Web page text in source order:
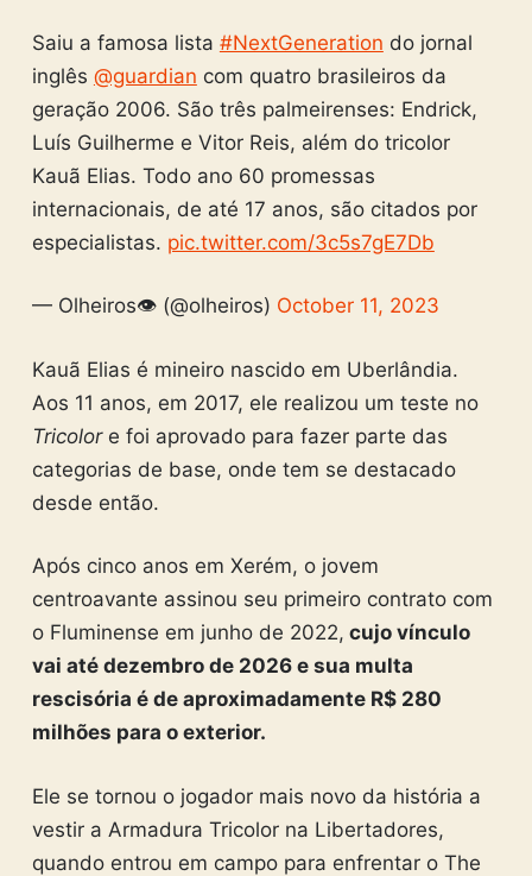
Saiu a famosa lista #NextGeneration do jornal
inglês @guardian com quatro brasileiros da
geração 2006. São três palmeirenses: Endrick,
Luís Guilherme e Vitor Reis, além do tricolor
Kauã Elias. Todo ano 60 promessas
internacionais, de até 17 anos, são citados por
especialistas. pic.twitter.com/3c5s7gE7Db
— Olheiros👁️ (@olheiros) October 11, 2023
Kauã Elias é mineiro nascido em Uberlândia.
Aos 11 anos, em 2017, ele realizou um teste no
Tricolore foi aprovado para fazer parte das
categorias de base, onde tem se destacado
desde então.
Após cinco anos em Xerém, o jovem
centroavante assinou seu primeiro contrato com
o Fluminense em junho de 2022, cujo vínculo
vai até dezembro de 2026 e sua multa
rescisória é de aproximadamente R$ 280
milhões para o exterior.
Ele se tornou o jogador mais novo da história a
vestir a Armadura Tricolor na Libertadores,
quando entrou em campo para enfrentar o The